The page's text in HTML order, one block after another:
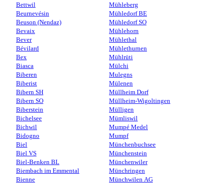
Bettwil
Beurnevésin
Beuson (Nendaz)
Bevaix
Bever
Bévilard
Bex
Biasca
Biberen
Biberist
Bibern SH
Bibern SO
Biberstein
Bichelsee
Bichwil
Bidogno
Biel
Biel VS
Biel-Benken BL
Biembach im Emmental
Bienne
Mühleberg
Mühledorf BE
Mühledorf SO
Mühlehorn
Mühlethal
Mühlethurnen
Mühlrüti
Mülchi
Mulegns
Mülenen
Müllheim Dorf
Müllheim-Wigoltingen
Mülligen
Mümliswil
Mumpé Medel
Mumpf
Münchenbuchsee
Münchenstein
Münchenwiler
Münchringen
Münchwilen AG